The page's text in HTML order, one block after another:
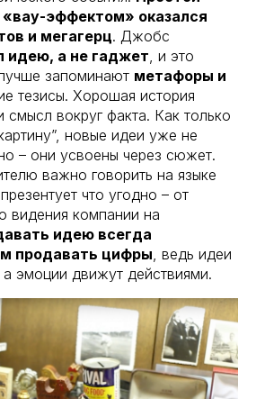
эффектом» оказался
и мегагерц. Джобс
идею, а не гаджет , и это
запоминают метафоры и
тезисы. Хорошая история
смысл вокруг факта. Как только
новые идеи уже не
– они усвоены через сюжет.
важно говорить на языке
что угодно – от
видения компании на
идею всегда
продавать цифры , ведь идеи
эмоции движут действиями.